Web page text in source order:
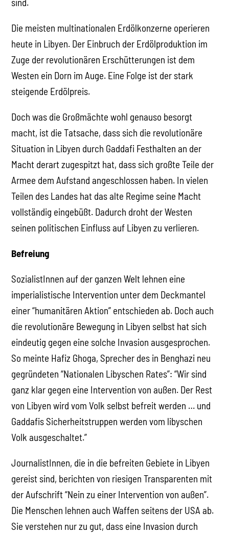
Die meisten multinationalen Erdölkonzerne operieren
heute in Libyen. Der Einbruch der Erdölproduktion im
Zuge der revolutionären Erschütterungen ist dem
Westen ein Dorn im Auge. Eine Folge ist der stark
steigende Erdölpreis.
Doch was die Großmächte wohl genauso besorgt
macht, ist die Tatsache, dass sich die revolutionäre
Situation in Libyen durch Gaddafi Festhalten an der
Macht derart zugespitzt hat, dass sich großte Teile der
Armee dem Aufstand angeschlossen haben. In vielen
Teilen des Landes hat das alte Regime seine Macht
vollständig eingebüßt. Dadurch droht der Westen
seinen politischen Einfluss auf Libyen zu verlieren.
Befreiung
SozialistInnen auf der ganzen Welt lehnen eine
imperialistische Intervention unter dem Deckmantel
einer “humanitären Aktion” entschieden ab. Doch auch
die revolutionäre Bewegung in Libyen selbst hat sich
eindeutig gegen eine solche Invasion ausgesprochen.
So meinte Hafiz Ghoga, Sprecher des in Benghazi neu
gegründeten “Nationalen Libyschen Rates”: “Wir sind
ganz klar gegen eine Intervention von außen. Der Rest
von Libyen wird vom Volk selbst befreit werden … und
Gaddafis Sicherheitstruppen werden vom libyschen
Volk ausgeschaltet.”
JournalistInnen, die in die befreiten Gebiete in Libyen
gereist sind, berichten von riesigen Transparenten mit
der Aufschrift “Nein zu einer Intervention von außen”.
Die Menschen lehnen auch Waffen seitens der USA ab.
Sie verstehen nur zu gut, dass eine Invasion durch